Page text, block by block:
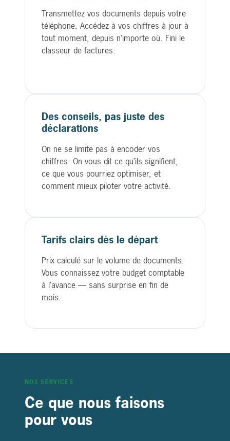
Transmettez vos documents depuis votre
téléphone. Accédez à vos chiffres à jour à
tout moment, depuis n’importe où. Fini le
classeur de factures.
Des conseils, pas juste des
déclarations
On ne se limite pas à encoder vos
chiffres. On vous dit ce qu’ils signifient,
ce que vous pourriez optimiser, et
comment mieux piloter votre activité.
Tarifs clairs dès le départ
Prix calculé sur le volume de documents.
Vous connaissez votre budget comptable
à l’avance — sans surprise en fin de
mois.
NOS SERVICES
Ce que nous faisons
pour vous